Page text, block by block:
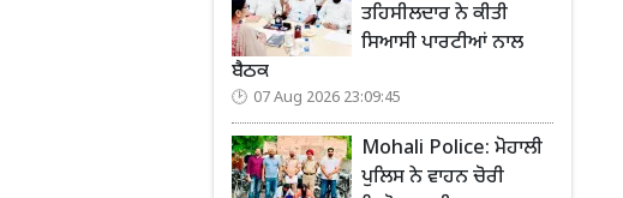
ਤਹਿਸੀਲਦਾਰ ਨੇ ਕੀਤੀ
ਸਿਆਸੀ ਪਾਰਟੀਆਂ ਨਾਲ
ਬੈਠਕ
07 Aug 2026 23:09:45
Mohali Police: ਮੋਹਾਲੀ
ਪੁਲਿਸ ਨੇ ਵਾਹਨ ਚੋਰੀ